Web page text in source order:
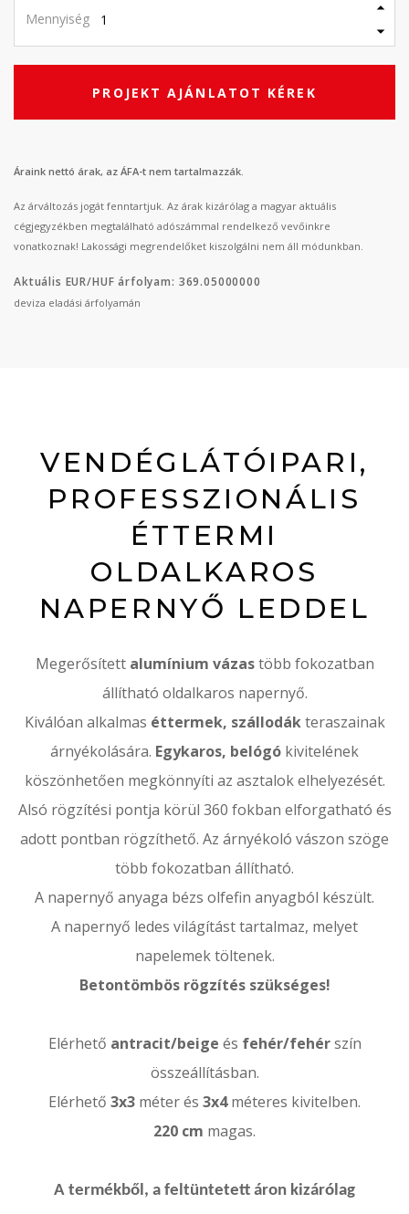
Mennyiség
PROJEKT AJÁNLATOT KÉREK
Áraink nettó árak, az ÁFA-t nem tartalmazzák.
Az árváltozás jogát fenntartjuk. Az árak kizárólag a magyar aktuális
cégjegyzékben megtalálható adószámmal rendelkező vevőinkre
vonatkoznak! Lakossági megrendelőket kiszolgálni nem áll módunkban.
Aktuális EUR/HUF árfolyam: 369.05000000
deviza eladási árfolyamán
VENDÉGLÁTÓIPARI,
PROFESSZIONÁLIS
ÉTTERMI
OLDALKAROS
NAPERNYŐ LEDDEL
Megerősített alumínium vázastöbb fokozatban
állítható oldalkaros napernyő.
Kiválóan alkalmas éttermek, szállodákteraszainak
árnyékolására. Egykaros, belógó kivitelének
köszönhetően megkönnyíti az asztalok elhelyezését.
Alsó rögzítési pontja körül 360 fokban elforgatható és
adott pontban rögzíthető. Az árnyékoló vászon szöge
több fokozatban állítható.
A napernyő anyaga bézs olfefin anyagból készült.
A napernyő ledes világítást tartalmaz, melyet
napelemek töltenek.
Betontömbös rögzítés szükséges!
Elérhető antracit/beige és fehér/fehérszín
összeállításban.
Elérhető 3x3 méter és 3x4méteres kivitelben.
220 cm magas.
A termékből, a feltüntetett áron kizárólag